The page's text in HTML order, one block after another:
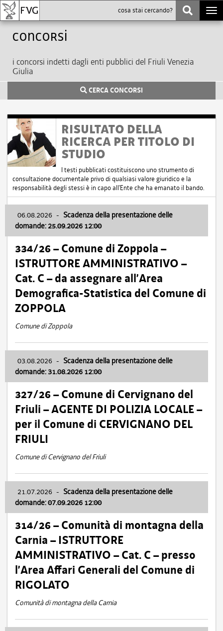
Concorsi
i concorsi indetti dagli enti pubblici del Friuli Venezia
Giulia
CERCA CONCORSI
RISULTATO DELLA
RICERCA PER TITOLO DI
STUDIO
I testi pubblicati costituiscono uno strumento di
consultazione documentale privo di qualsiasi valore giuridico e la
responsabilità degli stessi è in capo all'Ente che ha emanato il bando.
06.08.2026 - Scadenza della presentazione delle
domande: 25.09.2026 12:00
334/26 – Comune di Zoppola –
ISTRUTTORE AMMINISTRATIVO –
Cat. C – da assegnare all’Area
Demografica-Statistica del Comune di
ZOPPOLA
Comune di Zoppola
03.08.2026 - Scadenza della presentazione delle
domande: 31.08.2026 12:00
327/26 – Comune di Cervignano del
Friuli – AGENTE DI POLIZIA LOCALE –
per il Comune di CERVIGNANO DEL
FRIULI
Comune di Cervignano del Friuli
21.07.2026 - Scadenza della presentazione delle
domande: 07.09.2026 12:00
314/26 – Comunità di montagna della
Carnia – ISTRUTTORE
AMMINISTRATIVO – Cat. C – presso
l’Area Affari Generali del Comune di
RIGOLATO
Comunità di montagna della Carnia